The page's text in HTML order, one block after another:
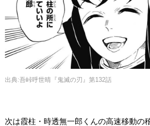
出典:吾峠呼世晴『鬼滅の刃』第132話
次は霞柱・時透無一郎くんの高速移動の